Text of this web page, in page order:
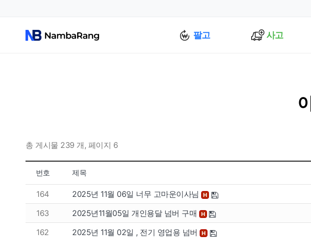
팔고 사고
총 게시물 239 개, 페이지 6
번호 제목
164 2025년 11월 06일 너무 고마운이사님 H
163
2025년11월05일 개인용달 넘버 구매 H
162
2025년 11월 02일 , 전기 영업용 넘버 H